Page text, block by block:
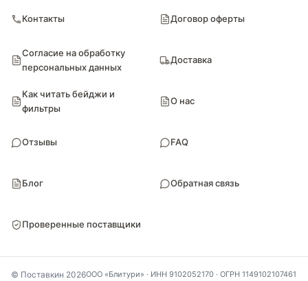
Контакты Договор оферты
Согласие на обработку
персональных данных
Доставка
Как читать бейджи и
фильтры
О нас
Отзывы FAQ
Блог Обратная связь
Проверенные поставщики
© Поставкин 2026ООО «Блитури» · ИНН 9102052170 · ОГРН 1149102107461